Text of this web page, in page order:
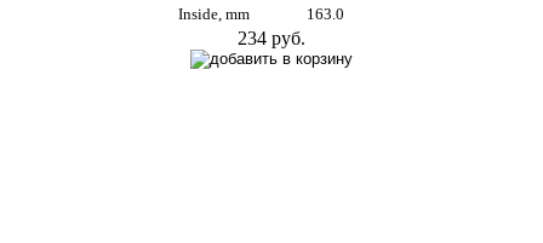
Inside, mm
163.0
234 руб.